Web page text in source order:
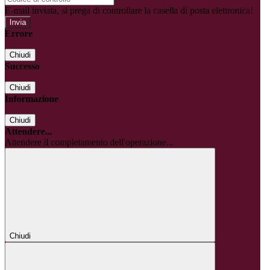
E-mail inviata, si prega di controllare la casella di posta elettronica!
Errore
Chiudi
Successo
Chiudi
Informazione
Chiudi
Attendere...
Attendere il completamento dell'operazione...
Chiudi